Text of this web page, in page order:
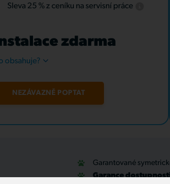
Sleva 25 % z ceníku na servisní práce
zdarma
obsahuje?
NEZÁVAZNĚ POPTAT
Garantované
Garance